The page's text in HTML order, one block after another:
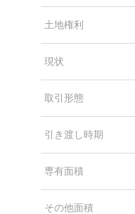
土地権利
現状
取引形態
引き渡し時期
専有面積
その他面積